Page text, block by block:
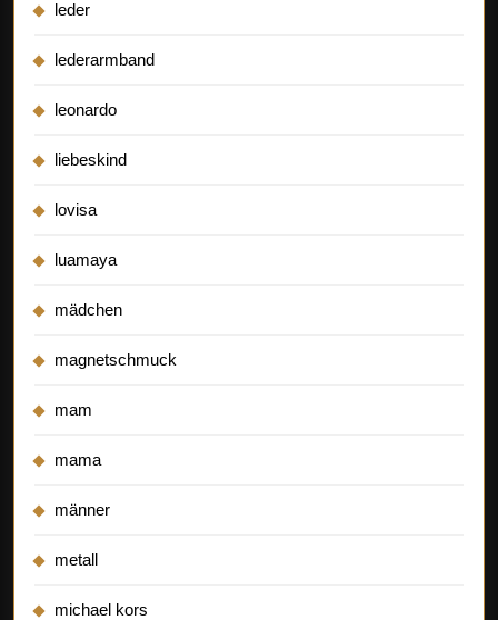
leder
lederarmband
leonardo
liebeskind
lovisa
luamaya
mädchen
magnetschmuck
mam
mama
männer
metall
michael kors